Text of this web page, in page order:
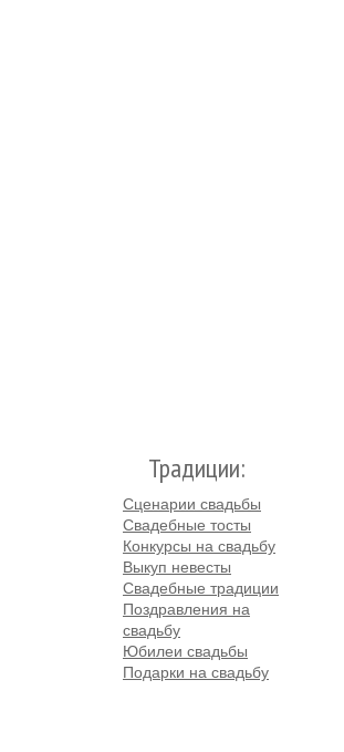
Традиции:
Сценарии свадьбы
Свадебные тосты
Конкурсы на свадьбу
Выкуп невесты
Свадебные традиции
Поздравления на
свадьбу
Юбилеи свадьбы
Подарки на свадьбу